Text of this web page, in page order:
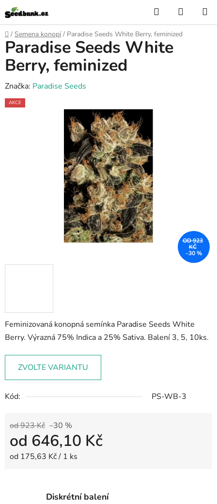
Přejít
na
obsah
Hledat
KOŠÍK
Domů
/ Semena konopí / Paradise Seeds White Berry, feminized
Feminizovaná konopná semínka Paradise Seeds White
Berry. Výrazná 75% Indica a 25% Sativa. Balení 3, 5, 10ks.
ZVOLTE VARIANTU
Kód: PS-WB-3
od 923 Kč –30 %
od 646,10 Kč
Měrná cena:
od 175,63 Kč / 1 ks
Paradise Seeds White
Berry, feminized
Značka: Paradise Seeds
AKCE
OD 923
KČ
–30 %
Diskrétní balení